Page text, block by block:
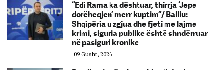
“Edi Rama ka dështuar, thirrja ‘Jepe
dorëheqjen’ merr kuptim”/ Balliu:
Shqipëria u zgjua dhe fjeti me lajme
krimi, siguria publike është shndërruar
në pasiguri kronike
09 Gusht, 2026